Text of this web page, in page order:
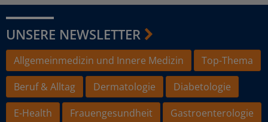
UNSERE NEWSLETTER
Allgemeinmedizin und Innere Medizin
Top-Thema
Beruf & Alltag
Dermatologie
Diabetologie
E-Health
Frauengesundheit
Gastroenterologie